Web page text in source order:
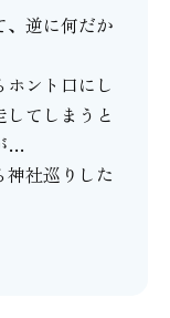
、逆に何だか
ント口にし
てしまうと
…
社巡りした